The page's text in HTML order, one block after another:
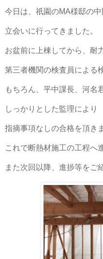
今日は、祇園のMA様邸の
立会いに行ってきました。
お盆前に上棟してから、耐
第三者機関の検査員による
もちろん、平中課長、河名
しっかりとした監理により
指摘事項なしの合格を頂き
これで断熱材施工の工程へ
また次回以降、進捗等をご